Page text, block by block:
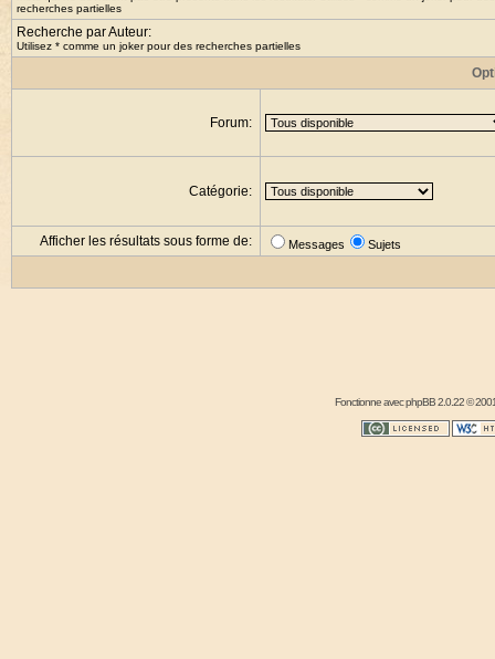
recherches partielles
Recherche par Auteur:
Utilisez * comme un joker pour des recherches partielles
Forum:
Catégorie:
Afficher les résultats sous forme de: Messages Sujets
Fonctionne avecphpBB2.0.22 ©